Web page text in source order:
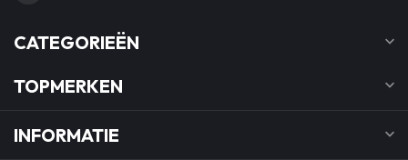
CATEGORIEËN
TOPMERKEN
INFORMATIE